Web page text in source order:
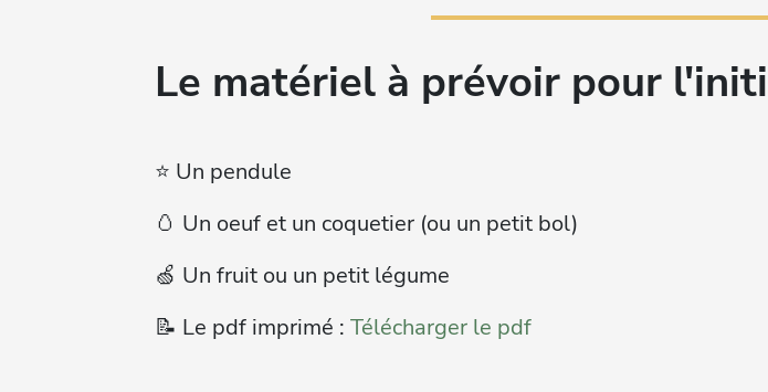
Le matériel à prévoir pour
⭐️ Un pendule
🥚 Un oeuf et un coquetier (ou un petit bol)
🍏 Un fruit ou un petit légume
📝 Le pdf imprimé : Télécharger le pdf